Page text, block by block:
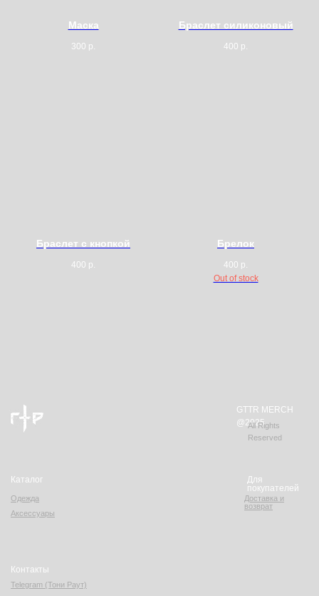
Маска
300 р.
Браслет силиконовый
400 р.
Браслет с кнопкой
400 р.
Брелок
400 р.
Out of stock
Telegram (Тони Раут)
Контакты
GTTR MERCH
@2025
All Rights
Reserved
Для
покупателей
Доставка и
возврат
Одежда
Аксессуары
Каталог